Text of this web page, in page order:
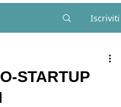
Iscriviti
STARTUP